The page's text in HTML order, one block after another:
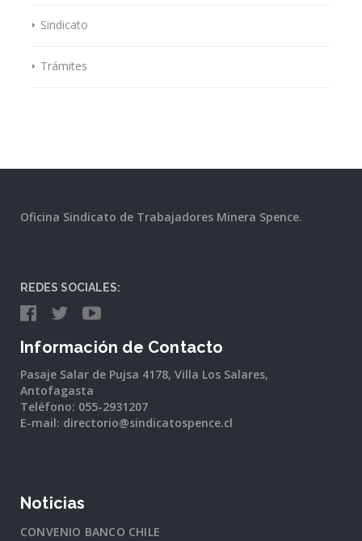
Sindicato
Trámites
Oficina Sindicato de Trabajadores Minera Spence.
REDES SOCIALES:
Información de Contacto
Pasaje Salar de Pujsa 4178, Villa Los Salares,
Antofagasta
Teléfono: 055-2931207
E-mail: directorio@sindicatospence.cl
Noticias
CONVENIO BANCO CHILE